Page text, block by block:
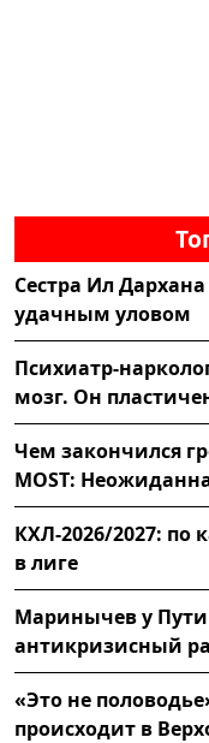
Сестра Ил
удачным уловом
Психиатр-
мозг. Он
Чем закончился
MOST:
КХЛ-2026/2027: по
в лиге
Маринычев у
антикризисный
«Это не
происходит в